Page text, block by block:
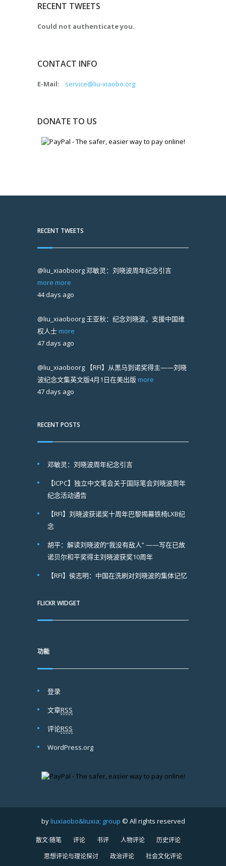
RECENT TWEETS
Could not authenticate you.
CONTACT INFO
E-Mail: service@liu-xiaobo.org
DONATE TO US
RECENT TWEETS
@liu_xiaoboorg邓敏灵：刘晓波周年纪念引言
more more
44 days ago
@liu_xiaoboorg 王亚秋：纪念刘晓波，支援中国维
权人士 more
47 days ago
@liu_xiaoboorg 【RFI】从黑马到诺奖得主——刘晓
波纪念文集英文版4月1日在美出版 more
47 days ago
RECENT POSTS
邓敏灵：刘晓波周年纪念引言
【ICPC】独立中文笔会关于国际笔会刘晓波周年
纪念活动通告
【RFI】刘晓波获诺奖十周年巴黎揭幕铁椅LXB纪
念
胡平：解读刘晓波的“我没有敌人” ——写在已故
诺贝尔和平奖得主刘晓波获奖10周年
【RFI】侯志明：中国在洗刷对刘晓波的集体记忆
FLICKR WIDGET
功能
登录
文章RSS
评论RSS
WordPress.org
byliuxiaobo&liuxia; group © All rights reserved
散文·随笔 评论 书评 人物评论
历史评论
思想评论与理论探讨
政治评论 社会文化评论